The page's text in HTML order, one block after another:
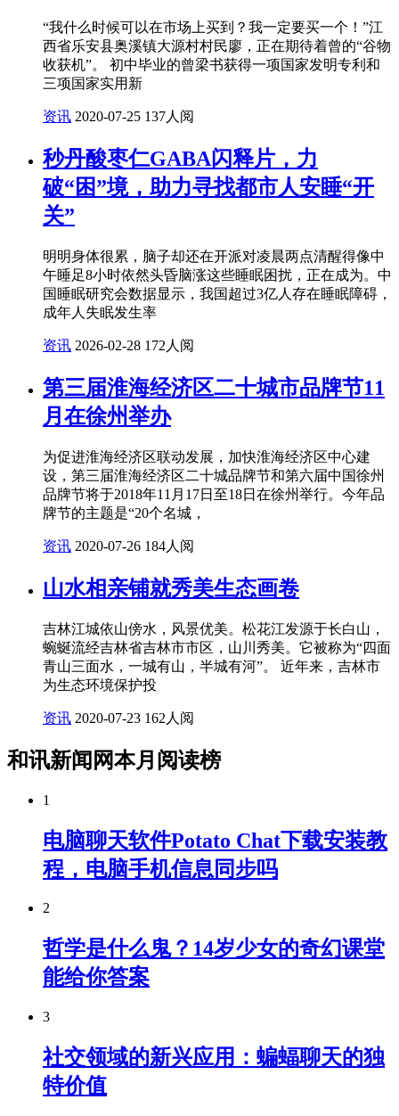
“我什么时候可以在市场上买到？我一定要买一个！”江
西省乐安县奥溪镇大源村村民廖，正在期待着曾的“谷物
收获机”。 初中毕业的曾梁书获得一项国家发明专利和
三项国家实用新
资讯 2020-07-25 137人阅
秒丹酸枣仁GABA闪释片，力
破“困”境，助力寻找都市人安睡“开
关”
明明身体很累，脑子却还在开派对凌晨两点清醒得像中
午睡足8小时依然头昏脑涨这些睡眠困扰，正在成为。中
国睡眠研究会数据显示，我国超过3亿人存在睡眠障碍，
成年人失眠发生率
资讯 2026-02-28 172人阅
第三届淮海经济区二十城市品牌节11
月在徐州举办
为促进淮海经济区联动发展，加快淮海经济区中心建
设，第三届淮海经济区二十城品牌节和第六届中国徐州
品牌节将于2018年11月17日至18日在徐州举行。今年品
牌节的主题是“20个名城，
资讯 2020-07-26 184人阅
山水相亲铺就秀美生态画卷
吉林江城依山傍水，风景优美。松花江发源于长白山，
蜿蜒流经吉林省吉林市市区，山川秀美。它被称为“四面
青山三面水，一城有山，半城有河”。 近年来，吉林市
为生态环境保护投
资讯 2020-07-23 162人阅
和讯新闻网本月阅读榜
1
电脑聊天软件Potato Chat下载安装教
程，电脑手机信息同步吗
2
哲学是什么鬼？14岁少女的奇幻课堂
能给你答案
3
社交领域的新兴应用：蝙蝠聊天的独
特价值